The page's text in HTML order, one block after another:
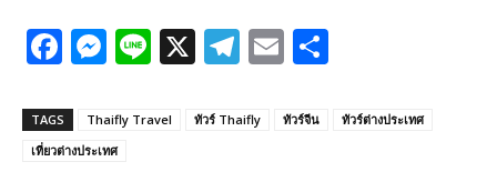
F
a
c
e
M
e
ss
e
Li
n
e
X T
el
e
E
m
ail ar
TAGS Thaifly Travel ทัวร์ Thaifly ทัวร์จีน
ทัวร์ต่างประเทศ
เที่ยวต่างประเทศ